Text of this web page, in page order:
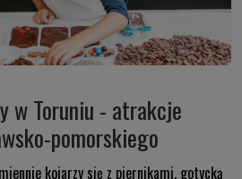
w Toruniu - atrakcje
pomorskiego
kojarzy się z piernikami, gotycką